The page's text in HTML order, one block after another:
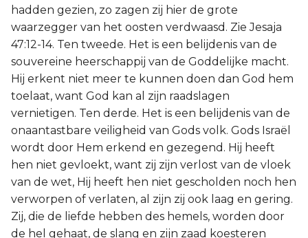
hadden gezien, zo zagen zij hier de grote
waarzegger van het oosten verdwaasd. Zie Jesaja
47:12-14. Ten tweede. Het is een belijdenis van de
souvereine heerschappij van de Goddelijke macht.
Hij erkent niet meer te kunnen doen dan God hem
toelaat, want God kan al zijn raadslagen
vernietigen. Ten derde. Het is een belijdenis van de
onaantastbare veiligheid van Gods volk. Gods Israël
wordt door Hem erkend en gezegend. Hij heeft
hen niet gevloekt, want zij zijn verlost van de vloek
van de wet, Hij heeft hen niet gescholden noch hen
verworpen of verlaten, al zijn zij ook laag en gering.
Zij, die de liefde hebben des hemels, worden door
de hel gehaat, de slang en zijn zaad koesteren